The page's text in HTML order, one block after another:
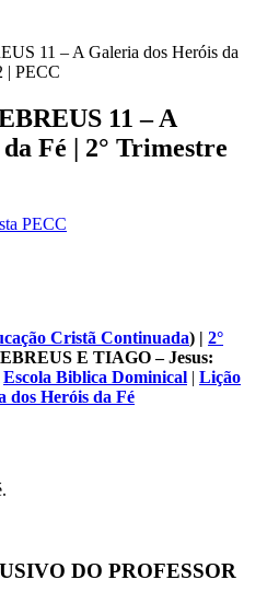
11 – A Galeria dos Heróis da
| PECC
11 – A
Fé | 2° Trimestre
PECC
Cristã Continuada) | 2°
E TIAGO – Jesus:
Escola Biblica Dominical | Lição
dos Heróis da Fé
DO PROFESSOR